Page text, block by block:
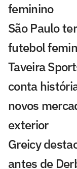
feminino
São Paulo
futebol
Taveira
conta
novos
exterior
Greicy
antes de